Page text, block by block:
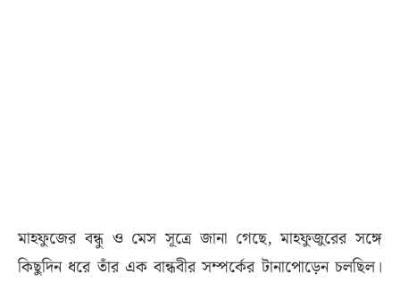
​মাহফুজের বন্ধু ও মেস সূত্রে জানা গেছে, মাহফুজুরের সঙ্গে
কিছুদিন ধরে তাঁর এক বান্ধবীর সম্পর্কের টানাপোড়েন চলছিল।